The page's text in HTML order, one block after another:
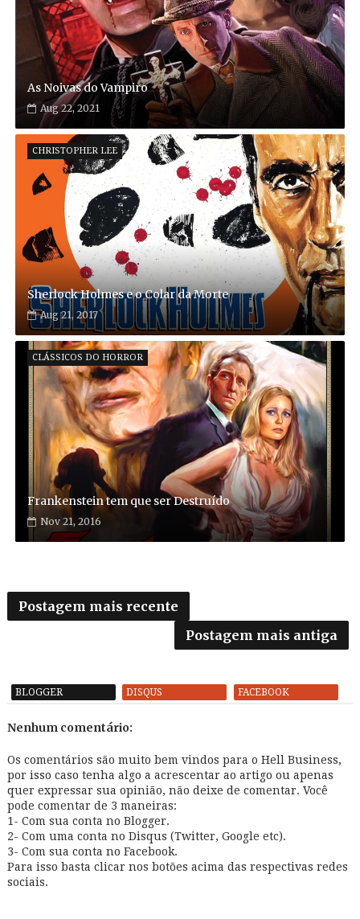
As Noivas do Vampiro
Aug 22, 2021
CHRISTOPHER LEE
Sherlock Holmes e o Colar da Morte
Aug 21, 2017
CLÁSSICOS DO HORROR
Frankenstein tem que ser Destruído
Nov 21, 2016
Postagem mais recente
Postagem mais antiga
BLOGGER DISQUS FACEBOOK
Nenhum comentário:
Os comentários são muito bem vindos para o Hell Business,
por isso caso tenha algo a acrescentar ao artigo ou apenas
quer expressar sua opinião, não deixe de comentar. Você
pode comentar de 3 maneiras:
1- Com sua conta no Blogger.
2- Com uma conta no Disqus (Twitter, Google etc).
3- Com sua conta no Facebook.
Para isso basta clicar nos botões acima das respectivas redes
sociais.